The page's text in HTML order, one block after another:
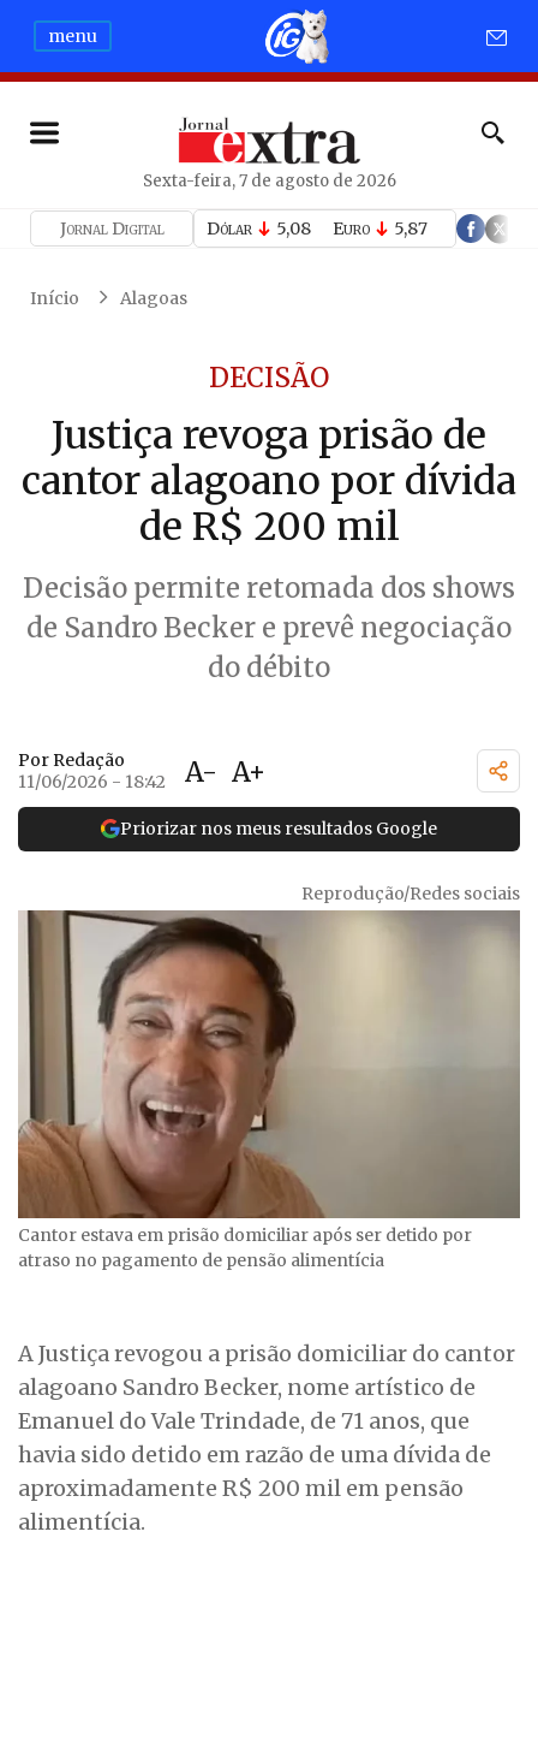
menu
Sexta-feira, 7 de agosto de 2026
Jornal Digital Dólar 5,08 Euro 5,87
Início Alagoas
DECISÃO
Justiça revoga prisão de
cantor alagoano por dívida
de R$ 200 mil
Decisão permite retomada dos shows
de Sandro Becker e prevê negociação
do débito
Por Redação
11/06/2026 - 18:42
A- A+
Priorizar nos meus resultados Google
Reprodução/Redes sociais
Cantor estava em prisão domiciliar após ser detido por
atraso no pagamento de pensão alimentícia
A Justiça revogou a prisão domiciliar do cantor
alagoano Sandro Becker, nome artístico de
Emanuel do Vale Trindade, de 71 anos, que
havia sido detido em razão de uma dívida de
aproximadamente R$ 200 mil em pensão
alimentícia.